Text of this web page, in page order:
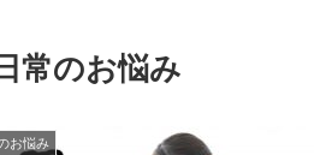
日常のお悩み
お悩み